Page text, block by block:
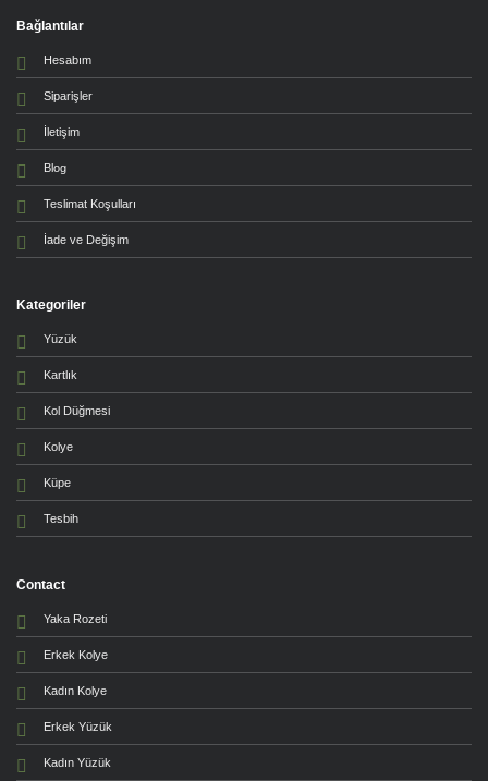
Bağlantılar
Hesabım
Siparişler
İletişim
Blog
Teslimat Koşulları
İade ve Değişim
Kategoriler
Yüzük
Kartlık
Kol Düğmesi
Kolye
Küpe
Tesbih
Contact
Yaka Rozeti
Erkek Kolye
Kadın Kolye
Erkek Yüzük
Kadın Yüzük